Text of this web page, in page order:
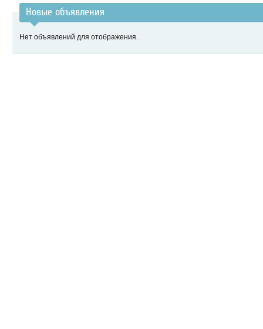
Новые объявления
Нет объявлений для отображения.